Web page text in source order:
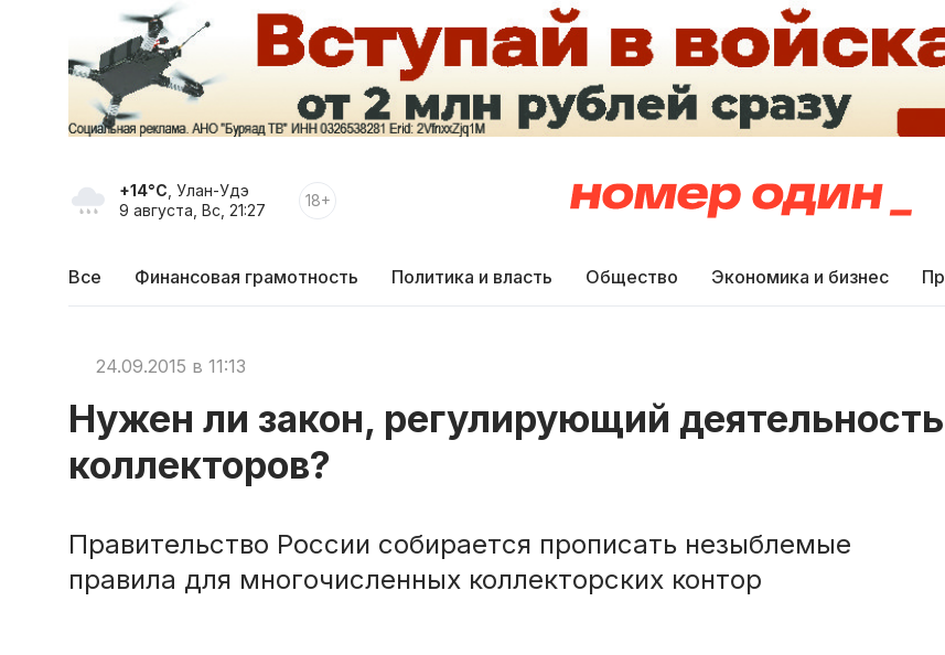
+14°C , Улан-Удэ
9 августа, Вс, 21:27
18+
Все Финансовая грамотность Политика и власть Общество Экономика и бизнес
24.09.2015 в 11:13
Нужен ли закон, регулирующий деятельность
коллекторов?
Правительство России собирается прописать незыблемые
правила для многочисленных коллекторских контор